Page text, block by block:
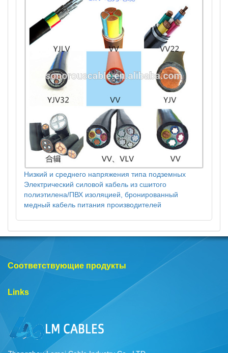
Низкий и среднего напряжения типа подземных
Электрический силовой кабель из сшитого
полиэтилена/ПВХ изоляцией, бронированный
медный кабель питания производителей
Соответствующие продукты
Links